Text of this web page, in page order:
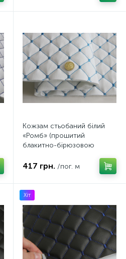
Кожзам стьобаний білий
«Ромб» (прошитий
блакитно-бірюзовою
синтепоном та флізеліном,
417 грн. /пог. м
Хіт